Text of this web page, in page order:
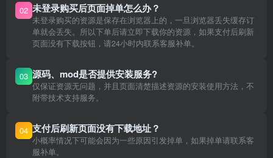
02 未登录购买后页面掉单怎么办？
未登录购买的资源是保存在浏览器上的，一旦浏览器丢失缓存订
单就会丢失。所以下单后请立即下载你的资源，如果支付后刷新
页面没有下载按钮，请24小时内联系客服补单。
03 源码、mod是否提供安装服务?
仅保证资源无问题，并且页面清楚描述资源的安装使用方法，不
附带技术支持服务。
04 支付后刷新页面没有下载地址？
小概率情况下可能会因为一些原因引发掉单，如果掉单请联系客
服补单。